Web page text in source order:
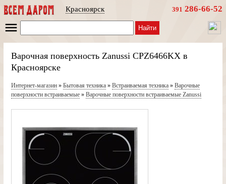
Красноярск 391 286-66-52
Найти
Варочная поверхность Zanussi CPZ6466KX в
Красноярске
Интернет-магазин» Бытовая техника» Встраиваемая техника» Варочные
поверхности встраиваемые» Варочные поверхности встраиваемые Zanussi